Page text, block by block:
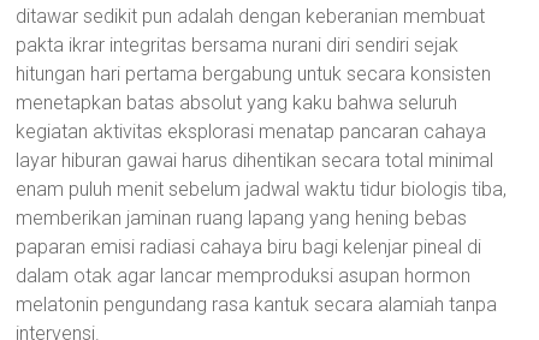
ditawar sedikit pun adalah dengan keberanian membuat
pakta ikrar integritas bersama nurani diri sendiri sejak
hitungan hari pertama bergabung untuk secara konsisten
menetapkan batas absolut yang kaku bahwa seluruh
kegiatan aktivitas eksplorasi menatap pancaran cahaya
layar hiburan gawai harus dihentikan secara total minimal
enam puluh menit sebelum jadwal waktu tidur biologis tiba,
memberikan jaminan ruang lapang yang hening bebas
paparan emisi radiasi cahaya biru bagi kelenjar pineal di
dalam otak agar lancar memproduksi asupan hormon
melatonin pengundang rasa kantuk secara alamiah tanpa
intervensi.